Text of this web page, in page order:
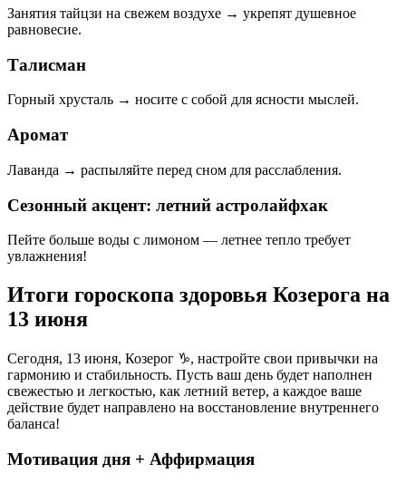
Занятия тайцзи на свежем воздухе → укрепят душевное
равновесие.
Талисман
Горный хрусталь → носите с собой для ясности мыслей.
Аромат
Лаванда → распыляйте перед сном для расслабления.
Сезонный акцент: летний астролайфхак
Пейте больше воды с лимоном — летнее тепло требует
увлажнения!
Итоги гороскопа здоровья Козерога на
13 июня
Сегодня, 13 июня, Козерог ♑, настройте свои привычки на
гармонию и стабильность. Пусть ваш день будет наполнен
свежестью и легкостью, как летний ветер, а каждое ваше
действие будет направлено на восстановление внутреннего
баланса!
Мотивация дня + Аффирмация